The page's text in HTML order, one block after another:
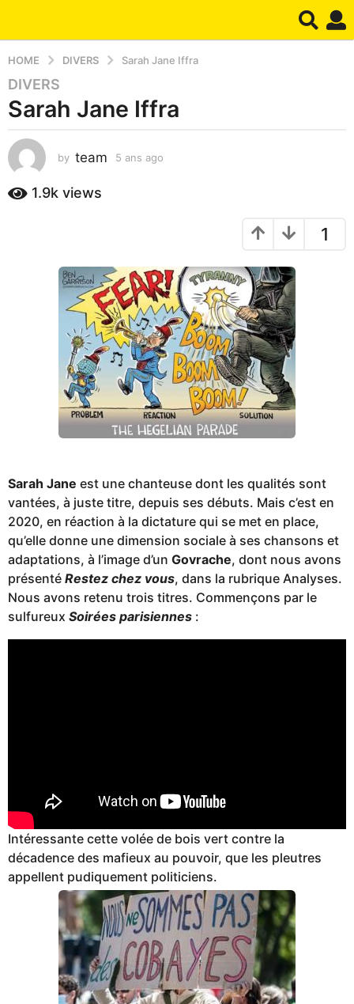
HOME DIVERS Sarah Jane Iffra
5
a
n
s
a
o
DIVERS
Sarah Jane Iffra
by team 5 ans ago
1.9k views
1
Sarah Jane est une chanteuse dont les qualités sont
vantées, à juste titre, depuis ses débuts. Mais c’est en
2020, en réaction à la dictature qui se met en place,
qu’elle donne une dimension sociale à ses chansons et
adaptations, à l’image d’un Govrache, dont nous avons
présenté Restez chez vous, dans la rubrique Analyses.
Nous avons retenu trois titres. Commençons par le
sulfureux Soirées parisiennes :
Intéressante cette volée de bois vert contre la
décadence des mafieux au pouvoir, que les pleutres
appellent pudiquement politiciens.